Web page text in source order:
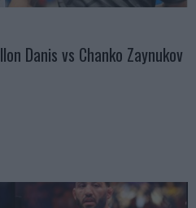
Danis vs Chanko Zaynukov